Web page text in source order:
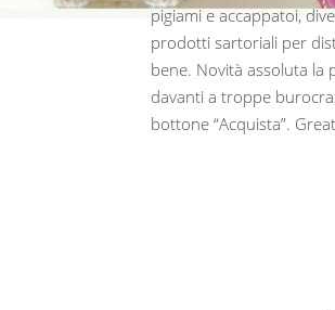
pigiami e accappatoi,
prodotti sartoriali per
bene. Novità assoluta la
davanti a troppe
bottone “Acquista”.